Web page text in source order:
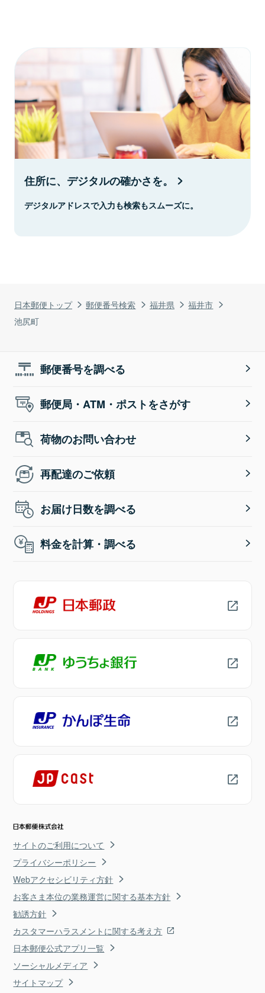
日本郵便トップ 郵便番号検索 福井県
福井市
池尻町
住所に、デジタルの確かさを。
デジタルアドレスで入力も検索もスムーズに。
郵便番号を調べる
郵便局・ATM・ポストをさがす
荷物のお問い合わせ
再配達のご依頼
お届け日数を調べる
料金を計算・調べる
サイトのご利用について
プライバシーポリシー
Webアクセシビリティ方針
お客さま本位の業務運営に関する基本方針
勧誘方針
カスタマーハラスメントに関する考え方
日本郵便公式アプリ一覧
ソーシャルメディア
サイトマップ